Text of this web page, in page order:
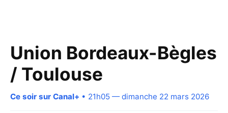
Union Bordeaux-Bègles
/ Toulouse
Ce soir sur Canal+ • 21h05 — dimanche 22 mars 2026